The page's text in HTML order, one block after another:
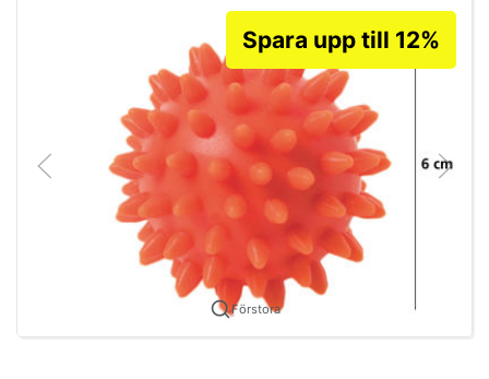
Förstora
Spara upp till 12%